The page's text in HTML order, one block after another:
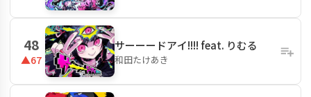
48
▲67
サーーードアイ!!!! feat. りむる
和田たけあき